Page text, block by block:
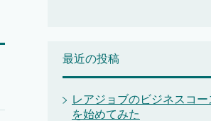
最近の投稿
レアジョブのビジネスコ
を始めてみた